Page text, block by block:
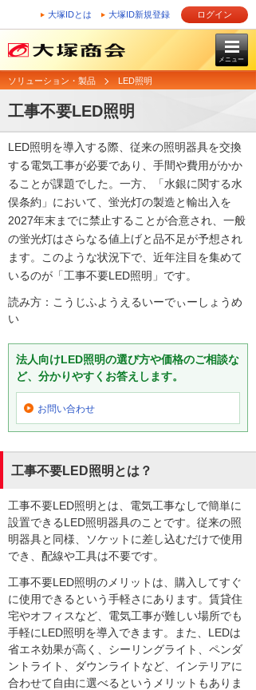
大塚IDとは 大塚ID新規登録 ログイン
メニュー
ソリューション・製品 LED照明
工事不要LED照明
LED照明を導入する際、従来の照明器具を交換
する電気工事が必要であり、手間や費用がかか
ることが課題でした。一方、「水銀に関する水
俣条約」において、蛍光灯の製造と輸出入を
2027年末までに禁止することが合意され、一般
の蛍光灯はさらなる値上げと品不足が予想され
ます。このような状況下で、近年注目を集めて
いるのが「工事不要LED照明」です。
読み方：こうじふようえるいーでぃーしょうめ
い
法人向けLED照明の選び方や価格のご相談な
ど、分かりやすくお答えします。
お問い合わせ
工事不要LED照明とは？
工事不要LED照明とは、電気工事なしで簡単に
設置できるLED照明器具のことです。従来の照
明器具と同様、ソケットに差し込むだけで使用
でき、配線や工具は不要です。
工事不要LED照明のメリットは、購入してすぐ
に使用できるという手軽さにあります。賃貸住
宅やオフィスなど、電気工事が難しい場所でも
手軽にLED照明を導入できます。また、LEDは
省エネ効果が高く、シーリングライト、ペンダ
ントライト、ダウンライトなど、インテリアに
合わせて自由に選べるというメリットもありま